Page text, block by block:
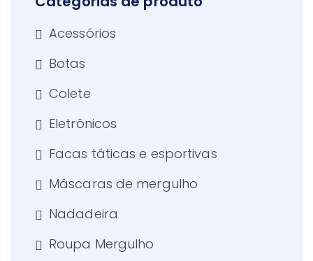
Acessórios
Botas
Colete
Eletrônicos
Facas táticas e esportivas
Máscaras de mergulho
Nadadeira
Roupa Mergulho